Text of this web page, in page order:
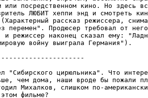
или посредственном кино. Но здесь
ЛЮБИТ хеппи энд и смотреть
рассказ режиссера,
перемен". Продюсер требовал от
и режиссер наконец сказал ему:
войну выиграла Геpмания").
"Сибирского цирюльника". Что
чем дома, наши вроде бы пожали
Михалков, слишком по-